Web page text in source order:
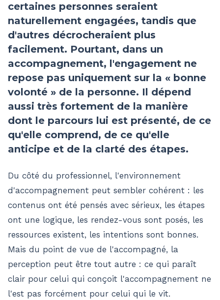
certaines personnes seraient
naturellement engagées, tandis que
d'autres décrocheraient plus
facilement. Pourtant, dans un
accompagnement, l'engagement ne
repose pas uniquement sur la « bonne
volonté » de la personne. Il dépend
aussi très fortement de la manière
dont le parcours lui est présenté, de ce
qu'elle comprend, de ce qu'elle
anticipe et de la clarté des étapes.
Du côté du professionnel, l'environnement
d'accompagnement peut sembler cohérent : les
contenus ont été pensés avec sérieux, les étapes
ont une logique, les rendez-vous sont posés, les
ressources existent, les intentions sont bonnes.
Mais du point de vue de l'accompagné, la
perception peut être tout autre : ce qui paraît
clair pour celui qui conçoit l'accompagnement ne
l'est pas forcément pour celui qui le vit.